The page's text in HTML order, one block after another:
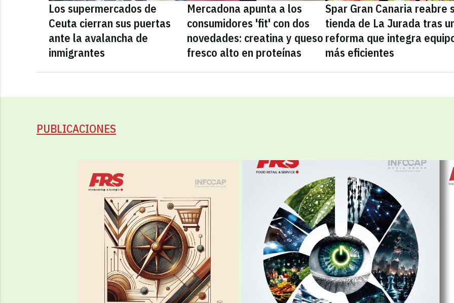
Los supermercados de
Ceuta cierran sus puertas
ante la avalancha de
inmigrantes
Mercadona apunta a los
consumidores 'fit' con dos
novedades: creatina y queso
fresco alto en proteínas
Spar Gran Canaria reabre
tienda de La Jurada tras
reforma que integra
más eficientes
PUBLICACIONES